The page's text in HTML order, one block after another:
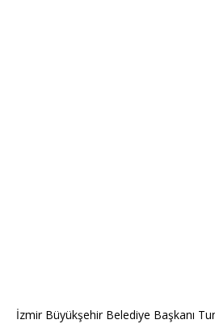
İzmir Büyükşehir Belediye Başkanı